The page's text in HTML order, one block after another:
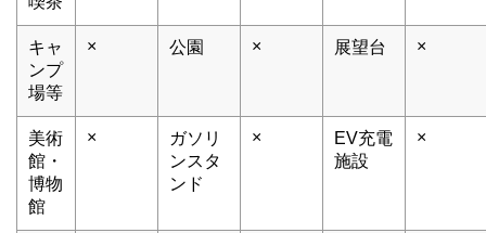
キャ
ンプ
場等
× 公園 × 展望台 ×
美術
館・
博物
館
×
ガソリ
ンスタ
ンド
×
EV充電
施設
×